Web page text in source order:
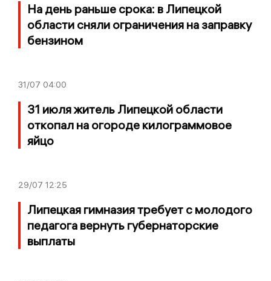
На день раньше срока: в Липецкой
области сняли ограничения на заправку
бензином
31/07 04:00
31 июля житель Липецкой области
откопал на огороде килограммовое
яйцо
29/07 12:25
Липецкая гимназия требует с молодого
педагога вернуть губернаторские
выплаты